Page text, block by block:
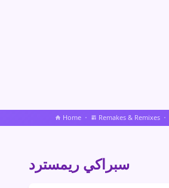
Home Remakes & Remixes
سبراكي ريمسترد